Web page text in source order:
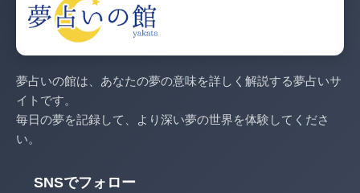
夢占いの館は、あなたの夢の意味を詳しく解説する夢占いサ
イトです。
毎日の夢を記録して、より深い夢の世界を体験してくださ
い。
SNSでフォロー